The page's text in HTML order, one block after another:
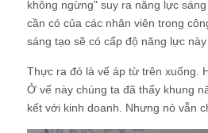
không ngừng" suy ra năng lực
cần có của các nhân viên trong
sáng tạo sẽ có cấp độ năng lực này
Thực ra đó là vế áp từ trên xuống.
Ở vế này chúng ta đã thấy khung
kết với kinh doanh. Nhưng nó vẫn